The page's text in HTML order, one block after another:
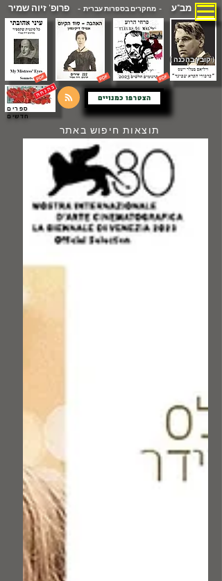
מב"ע - מחקרים בספרות עברית -פרופ' זיוה שמיר
( קובץ בהכנה )
הצטרפו כמנויים
ספרים
חדשים
תוצאות חיפוש באתר